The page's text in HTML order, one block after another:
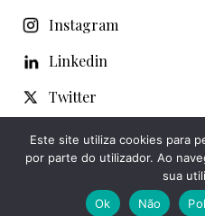
Instagram
Linkedin
Twitter
WhatsApp
Youtube
Este site utiliza cookies para
por parte do utilizador. Ao
sua
Ok
Não